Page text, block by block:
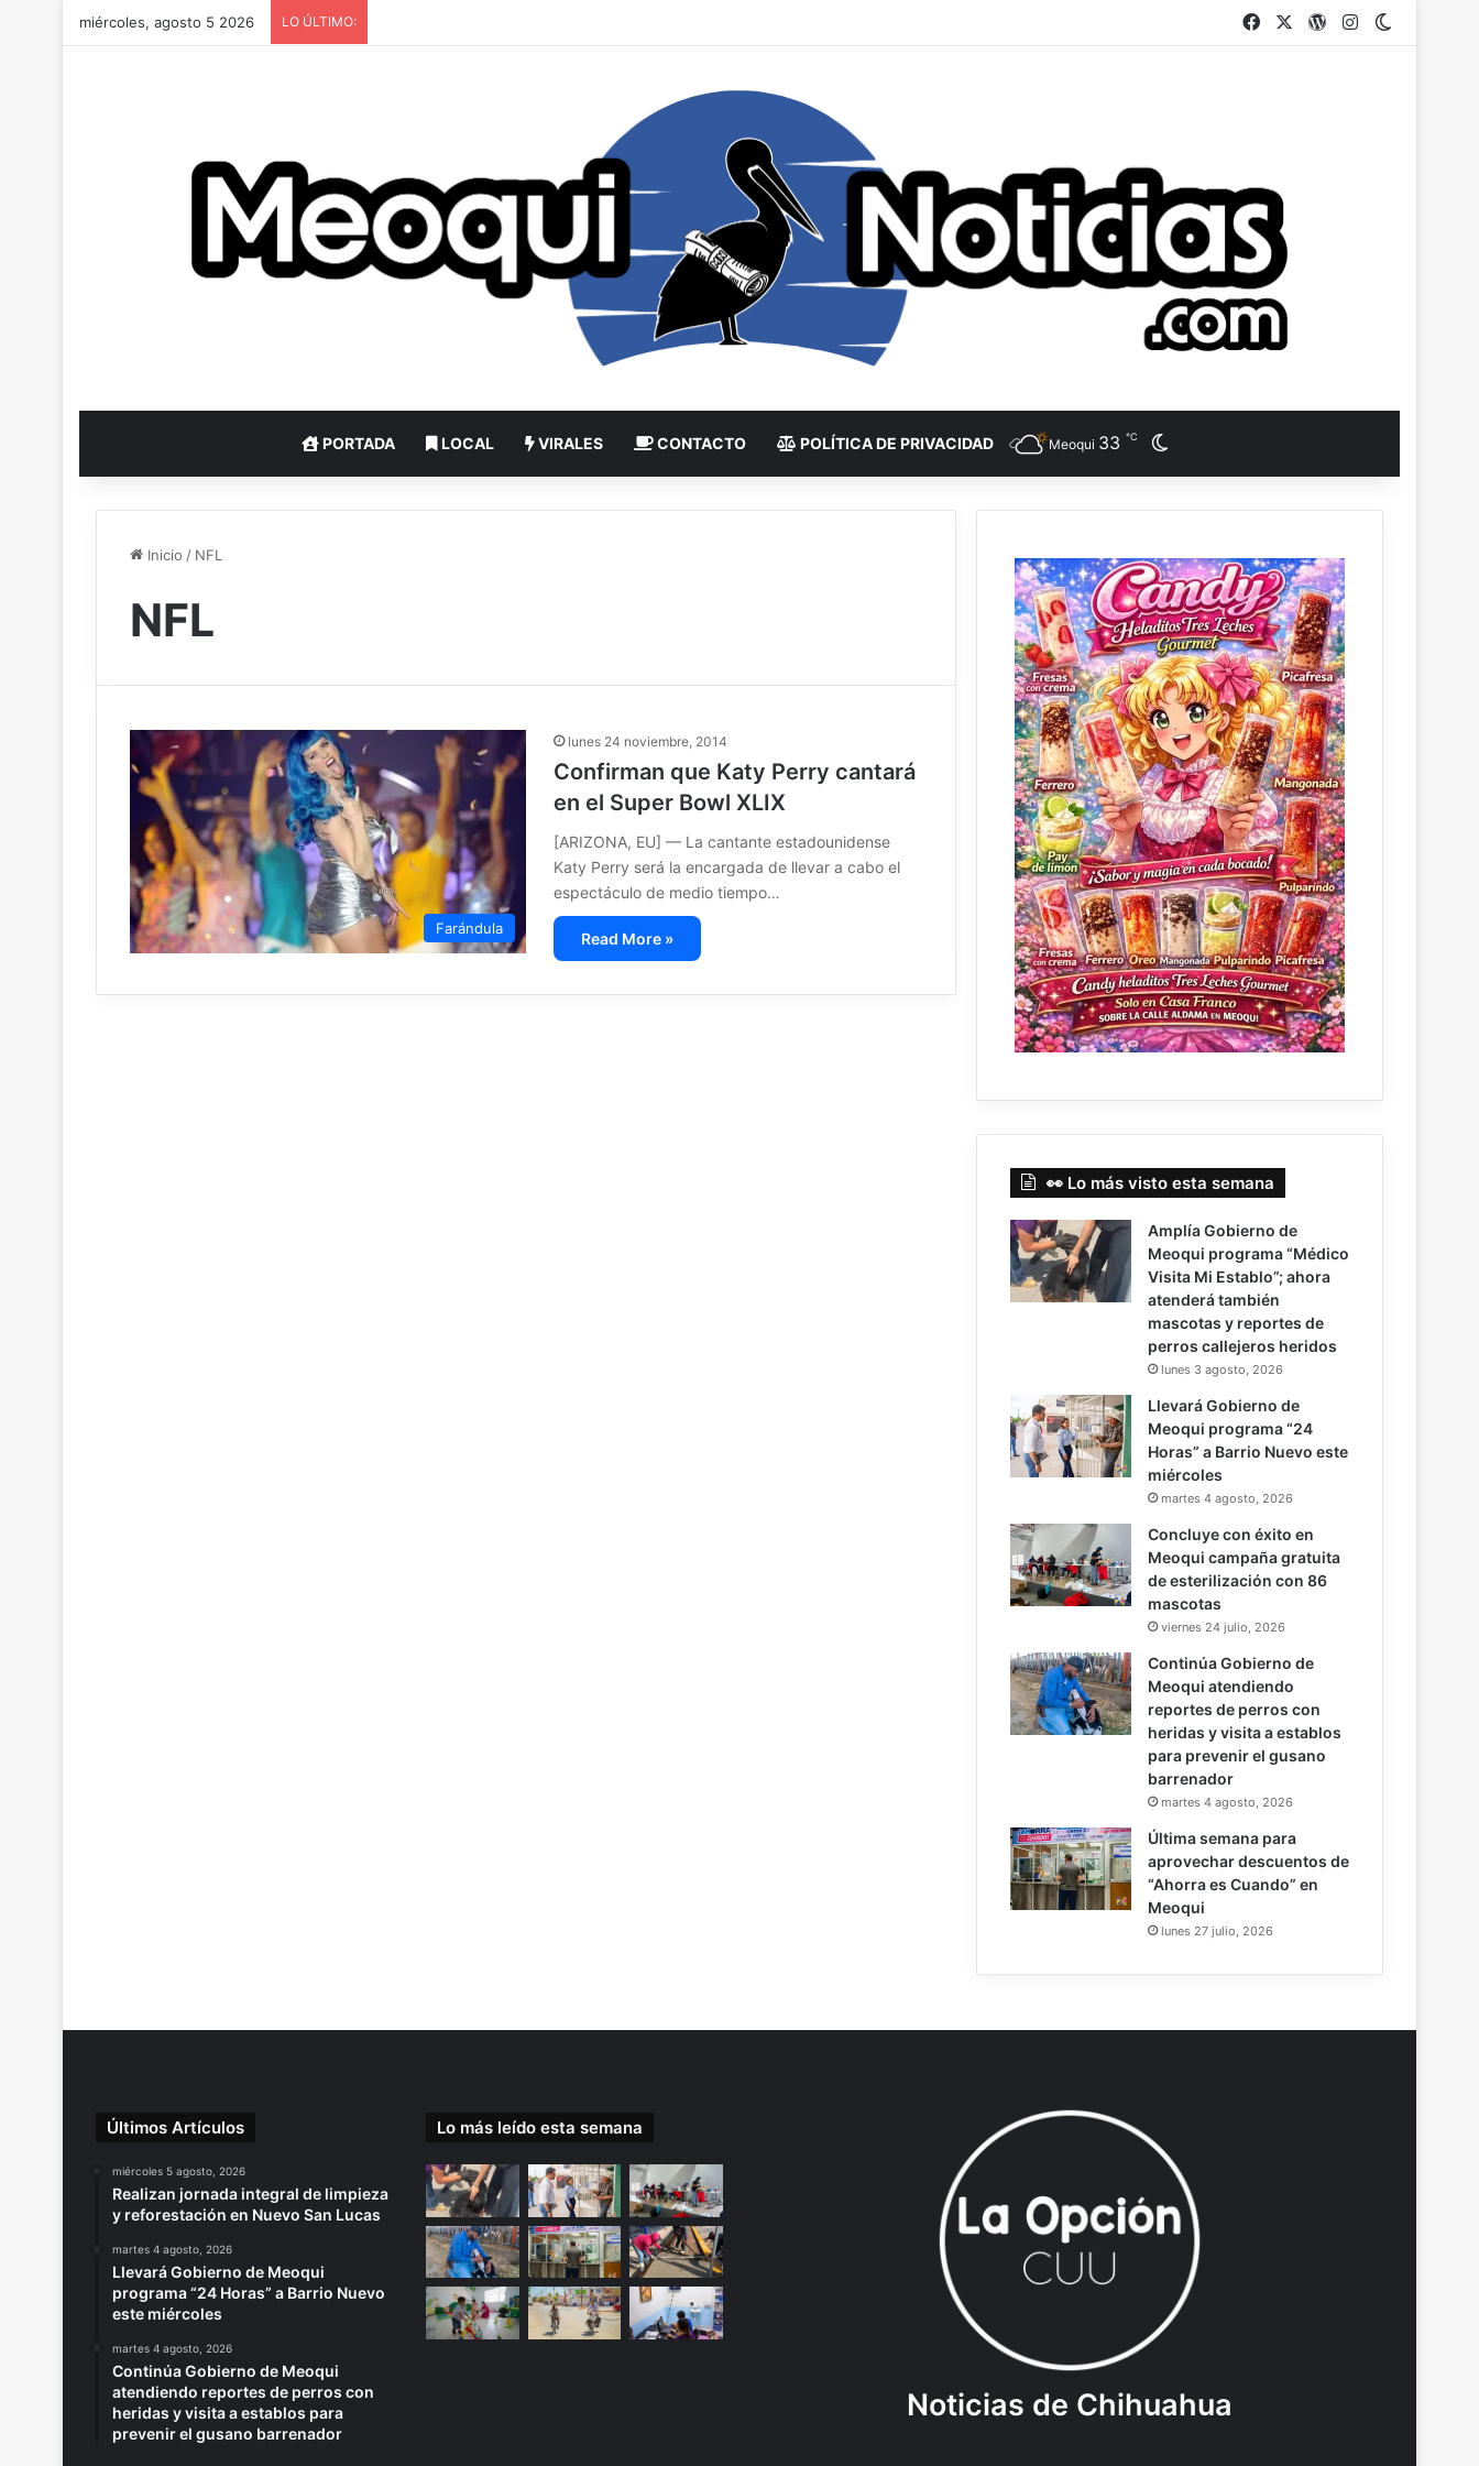
miércoles, agosto 5 2026 LO ÚLTIMO: Facebook WordPress
Instagram
PORTADA LOCAL VIRALES CONTACTO POLÍTICA DE PRIVACIDAD Meoqui 33 ℃
Inicio / NFL
NFL
Farándula
lunes 24 noviembre, 2014
Confirman que Katy Perry cantará
en el Super Bowl XLIX
[ARIZONA, EU] — La cantante estadounidense
Katy Perry será la encargada de llevar a cabo el
espectáculo de medio tiempo…
Read More »
👀 Lo más visto esta semana
Amplía Gobierno de
Meoqui programa “Médico
Visita Mi Establo”; ahora
atenderá también
mascotas y reportes de
perros callejeros heridos
lunes 3 agosto, 2026
Llevará Gobierno de
Meoqui programa “24
Horas” a Barrio Nuevo este
miércoles
martes 4 agosto, 2026
Concluye con éxito en
Meoqui campaña gratuita
de esterilización con 86
mascotas
viernes 24 julio, 2026
Continúa Gobierno de
Meoqui atendiendo
reportes de perros con
heridas y visita a establos
para prevenir el gusano
barrenador
martes 4 agosto, 2026
Última semana para
aprovechar descuentos de
“Ahorra es Cuando” en
Meoqui
lunes 27 julio, 2026
Últimos Artículos
miércoles 5 agosto, 2026
Realizan jornada integral de limpieza
y reforestación en Nuevo San Lucas
martes 4 agosto, 2026
Llevará Gobierno de Meoqui
programa “24 Horas” a Barrio Nuevo
este miércoles
martes 4 agosto, 2026
Continúa Gobierno de Meoqui
atendiendo reportes de perros con
heridas y visita a establos para
prevenir el gusano barrenador
Lo más leído esta semana
Noticias de Chihuahua